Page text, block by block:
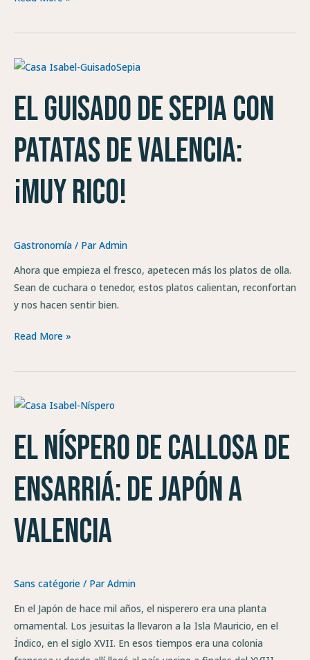
El guisado de sepia con
patatas de Valencia:
¡muy rico!
Gastronomía / ParAdmin
Ahora que empieza el fresco, apetecen más los platos de olla.
Sean de cuchara o tenedor, estos platos calientan, reconfortan
y nos hacen sentir bien.
El
de
sepia
con
patatas
Valencia:
¡muy
Read More »
El níspero de Callosa de
Ensarriá: de Japón a
Valencia
Sans catégorie / ParAdmin
En el Japón de hace mil años, el nisperero era una planta
ornamental. Los jesuitas la llevaron a la Isla Mauricio, en el
Índico, en el siglo XVII. En esos tiempos era una colonia
El
de
Callosa
Ensarriá:
Japón
a